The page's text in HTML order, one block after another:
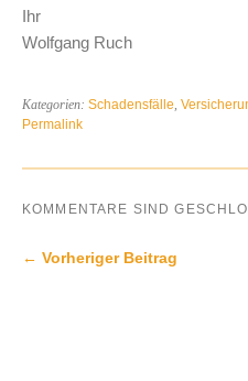
Ihr
Wolfgang Ruch
Kategorien: Schadensfälle
Permalink
KOMMENTARE SIND
← Vorheriger Beitrag